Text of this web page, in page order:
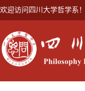
欢迎访问四川大学哲学系！